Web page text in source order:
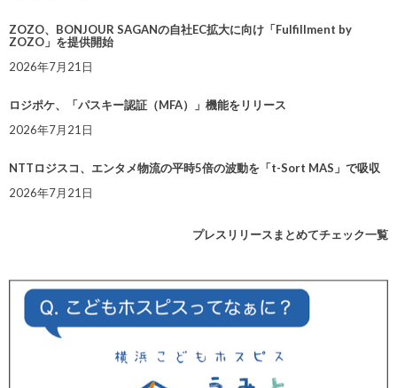
ZOZO、BONJOUR SAGANの自社EC拡大に向け「Fulfillment by
ZOZO」を提供開始
2026年7月21日
ロジポケ、「パスキー認証（MFA）」機能をリリース
2026年7月21日
NTTロジスコ、エンタメ物流の平時5倍の波動を「t-Sort MAS」で吸収
2026年7月21日
プレスリリースまとめてチェック一覧